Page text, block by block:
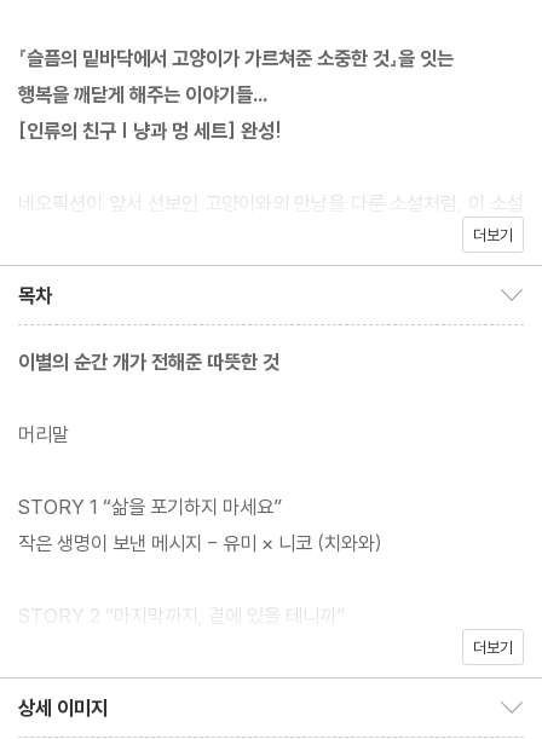
『슬픔의 밑바닥에서 고양이가 가르쳐준 소중한 것』을 잇는
행복을 깨닫게 해주는 이야기들…
[인류의 친구 | 냥과 멍 세트] 완성!
네오픽션이 앞서 선보인 고양이와의 만남을 다룬 소설처럼, 이 소설
에는 주인공들이 개와의 소중한 만남을 통해 ‘산다는 것은?’ ‘가족이
깊이 세워가는 과정이 담겨 있습니다. 실컷 눈물을 흘린 뒤에야 진정
한 행복을 깨닫게 되는, 그런 깨달음이 있는 이야기…….
다른 것이 있다면, 인터뷰를 거쳐 실화를 바탕으로 씌어졌다는 사실
찍은 것입니다. 물론 그들의 이야기는 소설로서의 감동과 재미를 위
해 저자의 상상력으로 가공되었습니다. 그러나 그것은 이 책의 이야
소설이기에, 독자의 가슴을 따뜻하게 적실 정도로 진한 힘을 가지고
이 책은 인류를 넘어 인류의 친구를 아우르는 따뜻한 시선 속에서 태
더보기
목차
이별의 순간 개가 전해준 따뜻한 것
머리말
STORY 1 “삶을 포기하지 마세요”
작은 생명이 보낸 메시지 - 유미 × 니코 (치와와)
STORY 2 “마지막까지, 곁에 있을 테니까”
STORY 3 “추억을 품에 안고 살아가자”
더보기
상세 이미지